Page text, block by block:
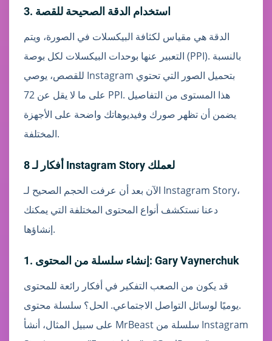
3. استخدام الدقة الصحيحة للقصة
الدقة هي مقياس لكثافة البيكسلات في الصورة، ويتم
التعبير عنها بوحدات البيكسلات لكل بوصة (PPI). بالنسبة
للقصص، يوصي Instagram بتحميل الصور التي تحتوي
على ما لا يقل عن 72 PPI. هذا المستوى من التفاصيل
يضمن أن تظهر صورك وفيديوهاتك واضحة على الأجهزة
المختلفة.
8 أفكار لـ Instagram Story لعملك
الآن بعد أن عرفت الحجم الصحيح لـ Instagram Story،
دعنا نستكشف أنواع المحتوى المختلفة التي يمكنك
إنشاؤها.
1. إنشاء سلسلة من المحتوى: Gary Vaynerchuk
قد يكون من الصعب التفكير في أفكار رائعة للمحتوى
يوميًا لوسائل التواصل الاجتماعي. الحل؟ سلسلة محتوى.
على سبيل المثال، أنشأ MrBeast سلسلة من Instagram